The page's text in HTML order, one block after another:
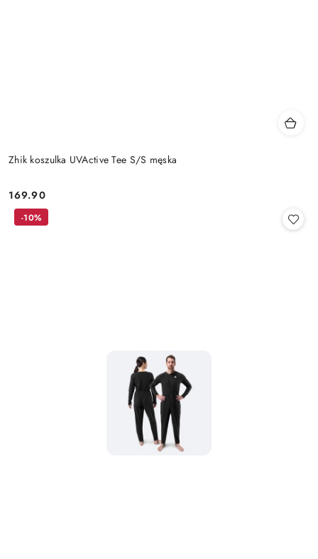
Zhik koszulka UVActive Tee S/S męska
Cena:
169.90
-10%